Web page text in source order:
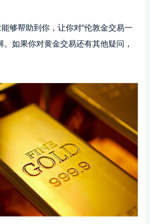
够帮助到你，让你对“伦敦金交易一
。如果你对黄金交易还有其他疑问，